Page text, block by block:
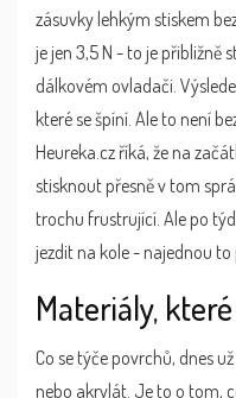
zásuvky lehkým stiskem
je jen 3,5 N - to je přibližně
dálkovém ovladači.
které se špíní. Ale to není
Heureka.cz říká, že na
stisknout přesně v tom
trochu frustrující. Ale po
jezdit na kole - najednou to
Materiály,
Co se týče povrchů, dnes
nebo akrylát. Je to o tom,